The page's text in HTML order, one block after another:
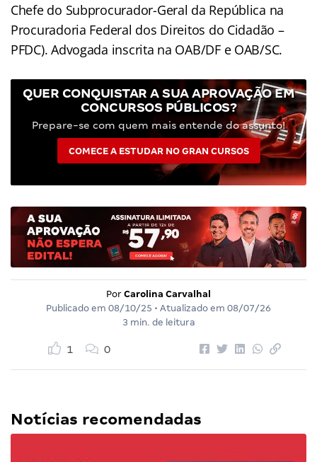
Chefe do Subprocurador-Geral da República na
Procuradoria Federal dos Direitos do Cidadão –
PFDC). Advogada inscrita na OAB/DF e OAB/SC.
QUER CONQUISTAR A SUA APROVAÇÃO EM
CONCURSOS PÚBLICOS?
Prepare-se com quem mais entende do assunto!
COMECE A ESTUDAR NO GRAN CURSOS
Por Carolina Carvalhal
Publicado em 08/10/25 • Atualizado em 08/07/26
3 min. de leitura
1 0
Notícias recomendadas